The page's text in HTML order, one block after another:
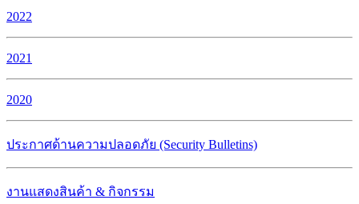
2022
2021
2020
ประกาศด้านความปลอดภัย (Security Bulletins)
งานแสดงสินค้า & กิจกรรม